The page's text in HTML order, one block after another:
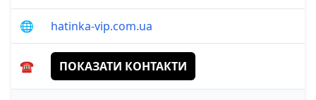
🌐 hatinka-vip.com.ua
☎️ ПОКАЗАТИ КОНТАКТИ